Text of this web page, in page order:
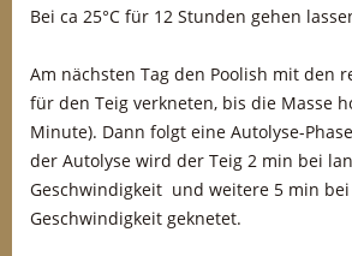
Bei ca 25°C für 12 Stunden gehen
Am nächsten Tag den Poolish mit den
für den Teig verkneten, bis die Masse
Minute). Dann folgt eine Autolyse-
der Autolyse wird der Teig 2 min bei
Geschwindigkeit und weitere 5 min
Geschwindigkeit geknetet.